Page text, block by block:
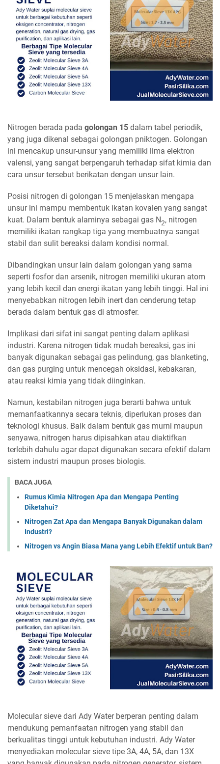
Nitrogen berada pada golongan 15 dalam tabel periodik,
yang juga dikenal sebagai golongan pniktogen. Golongan
ini mencakup unsur-unsur yang memiliki lima elektron
valensi, yang sangat berpengaruh terhadap sifat kimia dan
cara unsur tersebut berikatan dengan unsur lain.
Posisi nitrogen di golongan 15 menjelaskan mengapa
unsur ini mampu membentuk ikatan kovalen yang sangat
kuat. Dalam bentuk alaminya sebagai gas N2, nitrogen
memiliki ikatan rangkap tiga yang membuatnya sangat
stabil dan sulit bereaksi dalam kondisi normal.
Dibandingkan unsur lain dalam golongan yang sama
seperti fosfor dan arsenik, nitrogen memiliki ukuran atom
yang lebih kecil dan energi ikatan yang lebih tinggi. Hal ini
menyebabkan nitrogen lebih inert dan cenderung tetap
berada dalam bentuk gas di atmosfer.
Implikasi dari sifat ini sangat penting dalam aplikasi
industri. Karena nitrogen tidak mudah bereaksi, gas ini
banyak digunakan sebagai gas pelindung, gas blanketing,
dan gas purging untuk mencegah oksidasi, kebakaran,
atau reaksi kimia yang tidak diinginkan.
Namun, kestabilan nitrogen juga berarti bahwa untuk
memanfaatkannya secara teknis, diperlukan proses dan
teknologi khusus. Baik dalam bentuk gas murni maupun
senyawa, nitrogen harus dipisahkan atau diaktifkan
terlebih dahulu agar dapat digunakan secara efektif dalam
sistem industri maupun proses biologis.
BACA JUGA
Rumus Kimia Nitrogen Apa dan Mengapa Penting
Diketahui?
Nitrogen Zat Apa dan Mengapa Banyak Digunakan dalam
Industri?
Nitrogen vs Angin Biasa Mana yang Lebih Efektif untuk Ban?
Molecular sieve dari Ady Water berperan penting dalam
mendukung pemanfaatan nitrogen yang stabil dan
berkualitas tinggi untuk kebutuhan industri. Ady Water
menyediakan molecular sieve tipe 3A, 4A, 5A, dan 13X